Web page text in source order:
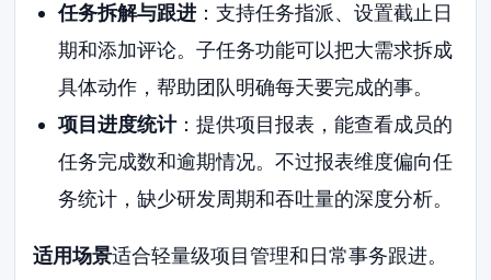
任务拆解与跟进：支持任务指派、设置截止日
期和添加评论。子任务功能可以把大需求拆成
具体动作，帮助团队明确每天要完成的事。
项目进度统计：提供项目报表，能查看成员的
任务完成数和逾期情况。不过报表维度偏向任
务统计，缺少研发周期和吞吐量的深度分析。
适用场景适合轻量级项目管理和日常事务跟进。